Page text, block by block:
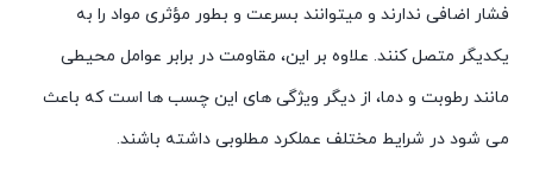
فشار اضافی ندارند و میتوانند بسرعت و بطور مؤثری مواد را به
یکدیگر متصل کنند. علاوه بر این، مقاومت در برابر عوامل محیطی
مانند رطوبت و دما، از دیگر ویژگی های این چسب ها است که باعث
می شود در شرایط مختلف عملکرد مطلوبی داشته باشند.